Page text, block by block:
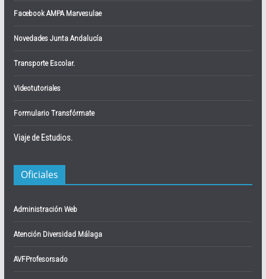
Facebook AMPA Marvesulae
Novedades Junta Andalucía
Transporte Escolar.
Videotutoriales
Formulario Transfórmate
Viaje de Estudios.
Oficiales
Administración Web
Atención Diversidad Málaga
AVFProfesorsado